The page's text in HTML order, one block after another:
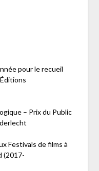
pour le recueil
– Prix du Public
Festivals de films à
(2017-